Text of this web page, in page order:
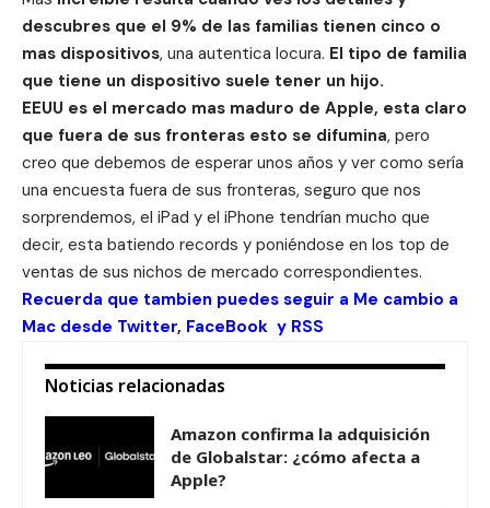
descubres que el 9% de las familias tienen cinco o
mas dispositivos, una autentica locura. El tipo de familia
que tiene un dispositivo suele tener un hijo.
EEUU es el mercado mas maduro de Apple, esta claro
que fuera de sus fronteras esto se difumina, pero
creo que debemos de esperar unos años y ver como sería
una encuesta fuera de sus fronteras, seguro que nos
sorprendemos, el iPad y el iPhone tendrían mucho que
decir, esta batiendo records y poniéndose en los top de
ventas de sus nichos de mercado correspondientes.
Recuerda que tambien puedes seguir a Me cambio a
Mac desde Twitter, FaceBook y RSS
Noticias relacionadas
Amazon confirma la adquisición
de Globalstar: ¿cómo afecta a
Apple?